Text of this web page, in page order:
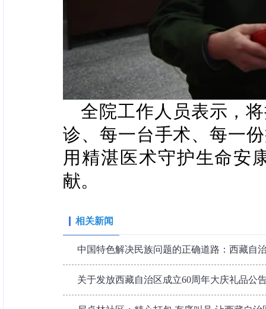
全院工作人员表示，
诊、每一台手术、每一
用精湛医术守护生命安
献。
相关新闻
中国特色解决民族问题的正确道路：西藏自
关于发放西藏自治区成立60周年大庆礼品公